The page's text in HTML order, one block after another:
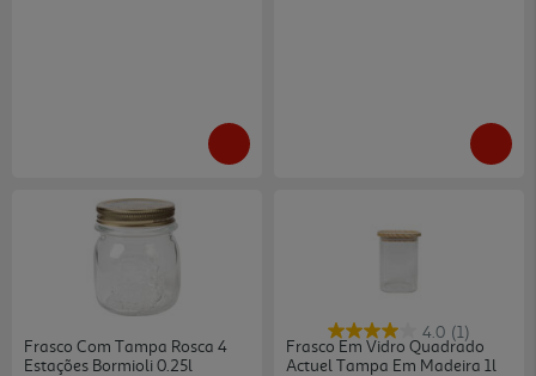
Frasco Com Tampa Rosca 4
Estações Bormioli 0.25l
4.0 (1)
Frasco Em Vidro Quadrado
Actuel Tampa Em Madeira 1l